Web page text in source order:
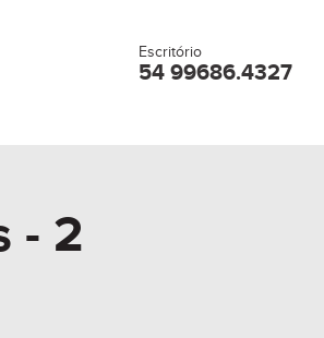
Escritório
54 99686.4327
- 2